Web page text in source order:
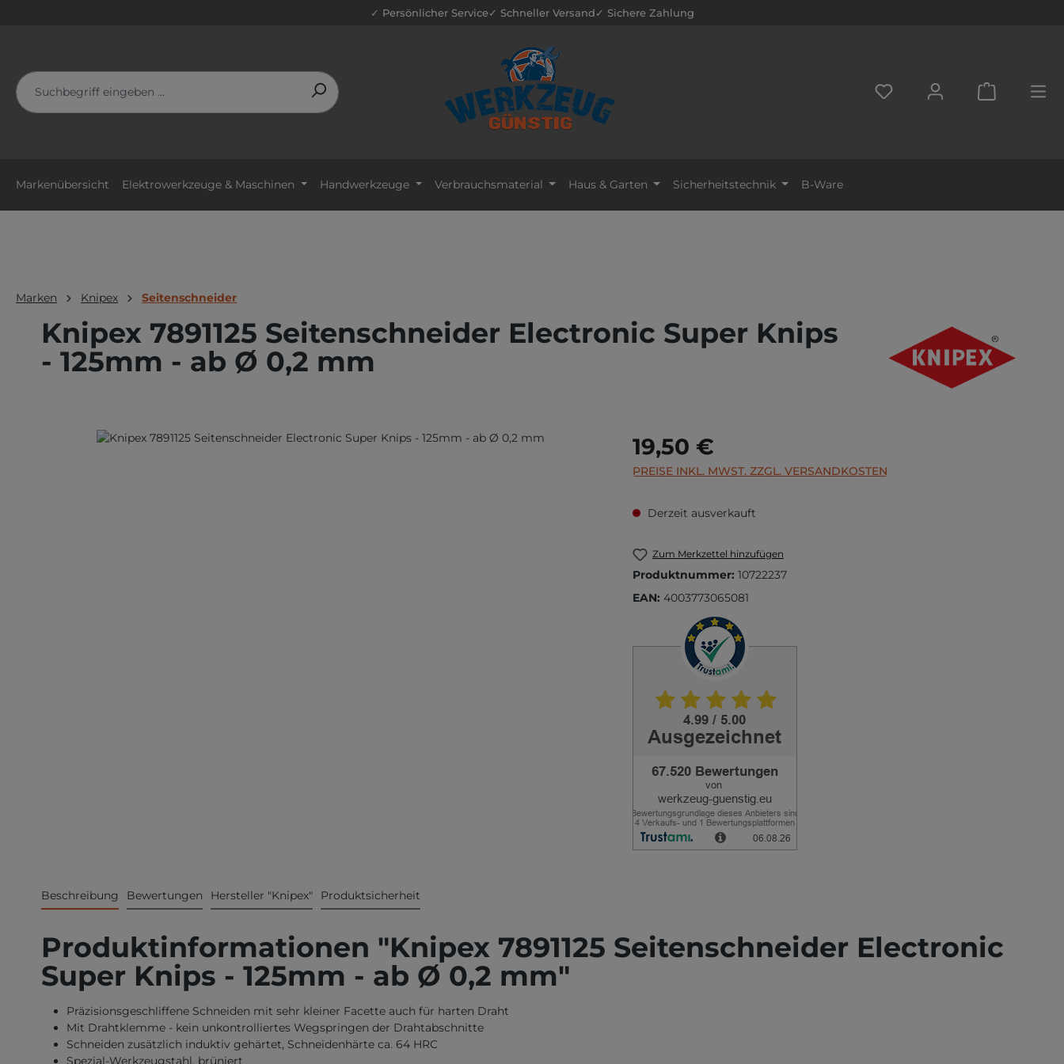
✓ Persönlicher Service✓ Schneller Versand✓ Sichere Zahlung
DU HAST 0 PRODUKTE AUF
Markenübersicht Elektrowerkzeuge & Maschinen Handwerkzeuge Verbrauchsmaterial Haus & Garten Sicherheitstechnik B-Ware
Marken Knipex Seitenschneider
Knipex 7891125 Seitenschneider Electronic Super Knips
- 125mm - ab Ø 0,2 mm
Bildergalerie überspringen Regulärer Preis:
19,50 €
PREISE INKL. MWST. ZZGL. VERSANDKOSTEN
Derzeit ausverkauft
Zum Merkzettel hinzufügen
Produktnummer: 10722237
EAN: 4003773065081
Beschreibung Bewertungen Hersteller "Knipex" Produktsicherheit
Produktinformationen "Knipex 7891125 Seitenschneider Electronic
Super Knips - 125mm - ab Ø 0,2 mm"
Präzisionsgeschliffene Schneiden mit sehr kleiner Facette auch für harten Draht
Mit Drahtklemme - kein unkontrolliertes Wegspringen der Drahtabschnitte
Schneiden zusätzlich induktiv gehärtet, Schneidenhärte ca. 64 HRC
Spezial-Werkzeugstahl, brüniert